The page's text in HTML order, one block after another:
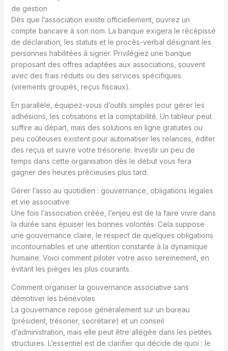
de gestion
Dès que l’association existe officiellement, ouvrez un
compte bancaire à son nom. La banque exigera le récépissé
de déclaration, les statuts et le procès-verbal désignant les
personnes habilitées à signer. Privilégiez une banque
proposant des offres adaptées aux associations, souvent
avec des frais réduits ou des services spécifiques
(virements groupés, reçus fiscaux).
En parallèle, équipez-vous d’outils simples pour gérer les
adhésions, les cotisations et la comptabilité. Un tableur peut
suffire au départ, mais des solutions en ligne gratuites ou
peu coûteuses existent pour automatiser les relances, éditer
des reçus et suivre votre trésorerie. Investir un peu de
temps dans cette organisation dès le début vous fera
gagner des heures précieuses plus tard.
Gérer l’asso au quotidien : gouvernance, obligations légales
et vie associative
Une fois l’association créée, l’enjeu est de la faire vivre dans
la durée sans épuiser les bonnes volontés. Cela suppose
une gouvernance claire, le respect de quelques obligations
incontournables et une attention constante à la dynamique
humaine. Voici comment piloter votre asso sereinement, en
évitant les pièges les plus courants.
Comment organiser la gouvernance associative sans
démotiver les bénévoles
La gouvernance repose généralement sur un bureau
(président, trésorier, secrétaire) et un conseil
d’administration, mais elle peut être allégée dans les petites
structures. L’essentiel est de clarifier qui décide de quoi : le